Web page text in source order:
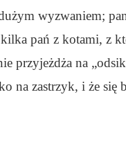
wyzwaniem;
pań z kotami, z
przyjeżdża na
na zastrzyk, i że się